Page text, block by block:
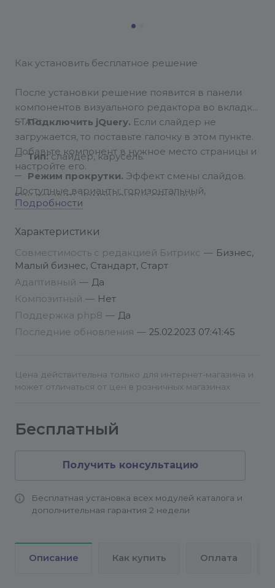
Как установить бесплатное решение
После установки решение появится в панели
компонентов визуального редактора во вкладке
STARt.
Добавьте компонент в нужное место страницы и
настройте его.
Как вставить компонент на страницу
Настройки компонента:
Подключить jQuery. Если слайдер не
загружается, то поставьте галочку в этом пункте.
Тип:слайдер, карусель.
Режим прокрутки. Эффект смены слайдов.
Доступные варианты: горизонтальный,
вертикальный, блик.
слайдов.
Автоматически менять высоту.
Показывать стрелки.
Показывать переключатель слайдов.
Автоматическое переключение слайдов.
Источник данных. Вы можете выбрать папку с
Подробности
Характеристики
Совместимость с редакцией Битрикс — Бизнес,
Малый бизнес, Стандарт, Старт
Адаптивный — Да
Композитный — Нет
Поддержка php8 — Да
Последние обновления — 25.02.2023 07:41:45
Цена действительна только для интернет-магазина и
может отличаться от цен в розничных магазинах
Бесплатный
Получить консультацию
Бесплатная установка всех модулей каталога и
дополнительная гарантия 2 недели
Описание Как купить Оплата